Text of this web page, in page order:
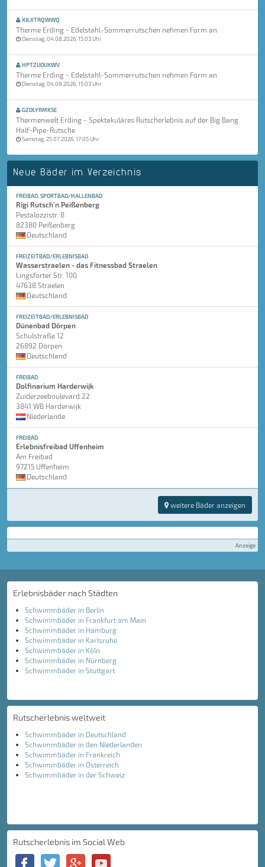
XJLXTRQWWQ
Therme Erding - Edelstahl-Sommerrutschen nehmen Form an
Dienstag, 04.08.2026, 15:03 Uhr
HPTZUOUXWV
Therme Erding - Edelstahl-Sommerrutschen nehmen Form an
Dienstag, 04.08.2026, 15:03 Uhr
GZDLYRMKSE
Thermenwelt Erding - Spektakuläres Rutscherlebnis auf der Big Bang
Half-Pipe-Rutsche
Samstag, 25.07.2026, 17:05 Uhr
Neue Bäder im Verzeichnis
FREIBAD, SPORTBAD/HALLENBAD
Rigi Rutsch'n Peißenberg
Pestalozzistr. 8
82380 Peißenberg
Deutschland
FREIZEITBAD/ERLEBNISBAD
Wasserstraelen - das Fitnessbad Straelen
Lingsforter Str. 100
47638 Straelen
Deutschland
FREIZEITBAD/ERLEBNISBAD
Dünenbad Dörpen
Schulstraße 12
26892 Dörpen
Deutschland
FREIBAD
Dolfinarium Harderwijk
Zuiderzeeboulevard 22
3841 WB Harderwijk
Niederlande
FREIBAD
Erlebnisfreibad Uffenheim
Am Freibad
97215 Uffenheim
Deutschland
weitere Bäder anzeigen
Anzeige
Erlebnisbäder nach Städten
Schwimmbäder in Berlin
Schwimmbäder in Frankfurt am Main
Schwimmbäder in Hamburg
Schwimmbäder in Karlsruhe
Schwimmbäder in Köln
Schwimmbäder in Nürnberg
Schwimmbäder in Stuttgart
Rutscherlebnis weltweit
Schwimmbäder in Deutschland
Schwimmbäder in den Niederlanden
Schwimmbäder in Frankreich
Schwimmbäder in Österreich
Schwimmbäder in der Schweiz
Rutscherlebnis im Social Web